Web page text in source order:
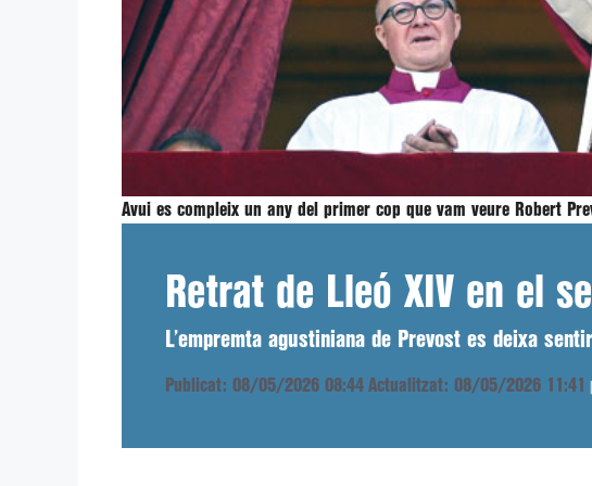
Avui es compleix un any del primer cop que vam veure Robert
Retrat de Lleó XIV en el
L’empremta agustiniana de Prevost es deixa
Publicat: 08/05/2026 08:44 Actualitzat: 08/05/2026 11:41